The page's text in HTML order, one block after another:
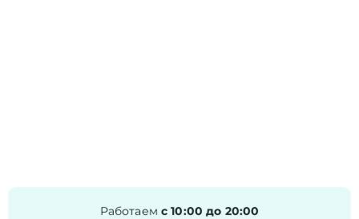
Работаем с 10:00 до 20:00